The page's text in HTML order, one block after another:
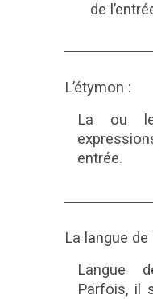
de
L’étymon :
La ou
entrée.
La langue de
Langue
Parfois, il